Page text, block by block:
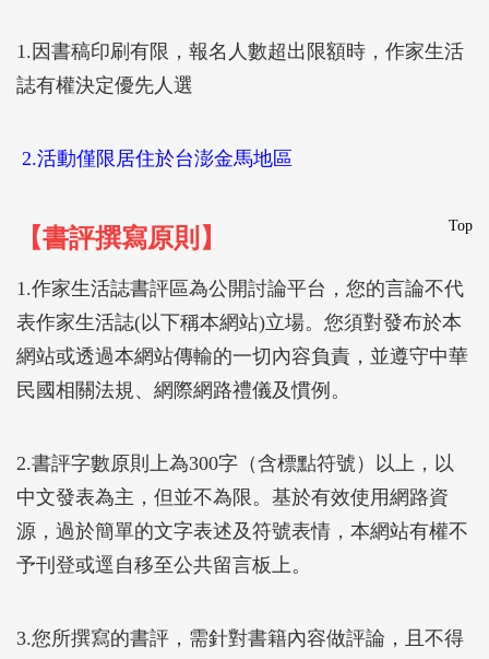
1.因書稿印刷有限，報名人數超出限額時，作家生活
誌有權決定優先人選
2.活動僅限居住於台澎金馬地區
Top
【書評撰寫原則】
1.作家生活誌書評區為公開討論平台，您的言論不代
表作家生活誌(以下稱本網站)立場。您須對發布於本
網站或透過本網站傳輸的一切內容負責，並遵守中華
民國相關法規、網際網路禮儀及慣例。
2.書評字數原則上為300字（含標點符號）以上，以
中文發表為主，但並不為限。基於有效使用網路資
源，過於簡單的文字表述及符號表情，本網站有權不
予刊登或逕自移至公共留言板上。
3.您所撰寫的書評，需針對書籍內容做評論，且不得